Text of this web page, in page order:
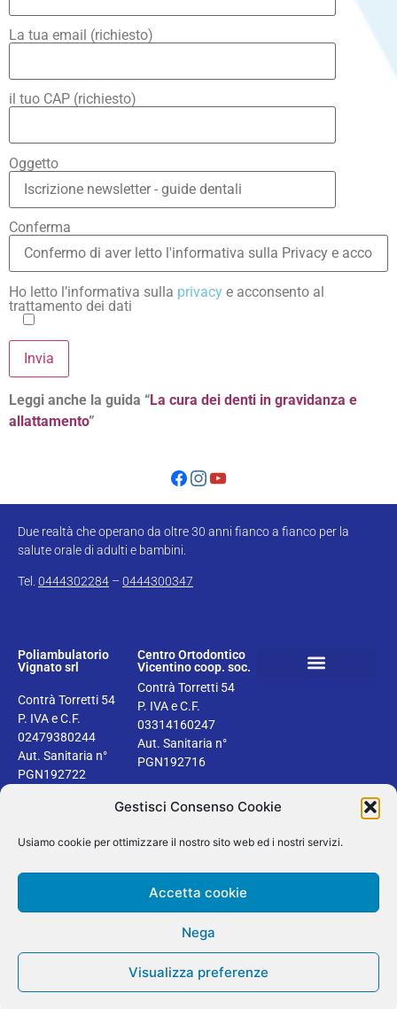
Gestisci Consenso Cookie
Usiamo cookie per ottimizzare il nostro sito web ed i nostri servizi.
Accetta cookie
Nega
Visualizza preferenze
La tua email (richiesto)
il tuo CAP (richiesto)
Oggetto
Conferma
Ho letto l’informativa sulla privacy e acconsento al
trattamento dei dati
Leggi anche la guida “La cura dei denti in gravidanza e
allattamento”
Due realtà che operano da oltre 30 anni fianco a fianco per la
salute orale di adulti e bambini.
Tel. 0444302284 – 0444300347
Poliambulatorio
Vignato srl
Contrà Torretti 54
P. IVA e C.F.
02479380244
Aut. Sanitaria n°
PGN192722
Centro Ortodontico
Vicentino coop. soc.
Contrà Torretti 54
P. IVA e C.F.
03314160247
Aut. Sanitaria n°
PGN192716
2024 © Dentisti Vignato | Tutti i diritti riservati | Design by Areaseb
English Italiano